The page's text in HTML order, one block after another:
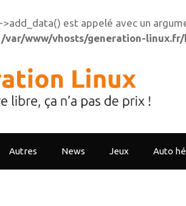
>add_data() est appelé avec un
/var/www/vhosts/generation-
Autres News Jeux Auto